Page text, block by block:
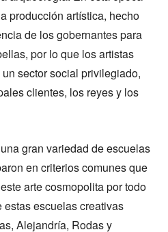
producción artística, hecho
de los gobernantes para
por lo que los artistas
sector social privilegiado,
clientes, los reyes y los
gran variedad de escuelas
en criterios comunes que
arte cosmopolita por todo
escuelas creativas
Alejandría, Rodas y